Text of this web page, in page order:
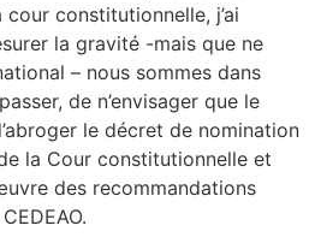
constitutionnelle, j’ai
la gravité -mais que ne
– nous sommes dans
de n’envisager que le
le décret de nomination
la Cour constitutionnelle et
des recommandations